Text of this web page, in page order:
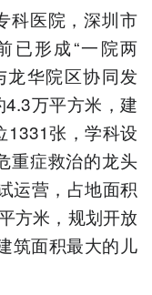
科医院，深圳市
已形成“一院两
龙华院区协同发
万平方米，建
1331张，学科设
重症救治的龙头
运营，占地面积
方米，规划开放
筑面积最大的儿